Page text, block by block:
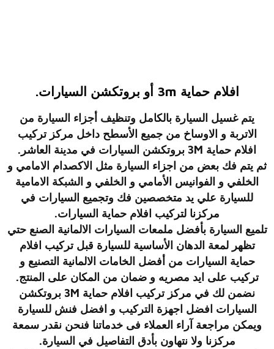
افلام حماية 3m أو بروتكشن السيارات.
يتم غسيل السيارة بالكامل وتنظيف أجزاء السيارة من
الاتربة و الاوساخ من جميع الأسطح داخل مركز تركيب
افلام حماية 3M بروتكشن السيارات في مدينة العاشر.
ثم يتم فك بعض من اجزاء السيارة مثل الاكصدام الامامي و
الخلفي و الفوانيس الأمامي و الخلفي و الشبكة الامامية
للسيارة علي يد متخصصين فك وتجميع السيارات في
مركزنا لتركيب افلام حماية السيارات.
تلميع السيارة بأفضل ملمعات السيارات الالمانية الصنع حتي
تظهر لمعة الدهان الأساسية للسيارة قبل تركيب افلام
حماية السيارات من أفضل الخامات الالمانية التصنيع و
تركيب على ايد مصريه و ضمان من المكان على المنتج.
نضمن لك في مركز تركيب افلام حماية 3M بروتكشن
السيارات افضل اجهزة التركيب و افضل فنش للسيارة
ويمكن مراجعة آراء العملاء فى خدماتنا فنحن نقدر سمعة
مركزنا ولا نتهاون بأدق التفاصيل في السيارة.